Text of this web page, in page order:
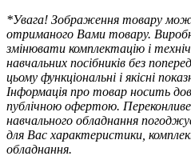
*Увага! Зображення товару
отриманого Вами товару.
змінювати комплектацію і
навчальних посібників без
цьому функціональні і якісні
Інформація про товар носить
публічною офертою. Переконливе
навчального обладнання
для Вас характеристики
обладнання.